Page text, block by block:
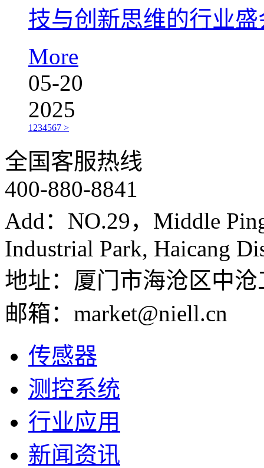
技与创新思维的行业
More
05-20
2025
1 234567 >
全国客服热线
400-880-8841
Add：NO.29，Middle
Industrial Park, Haicang
地址：厦门市海沧区中
邮箱：market@niell.cn
传感器
测控系统
行业应用
新闻资讯